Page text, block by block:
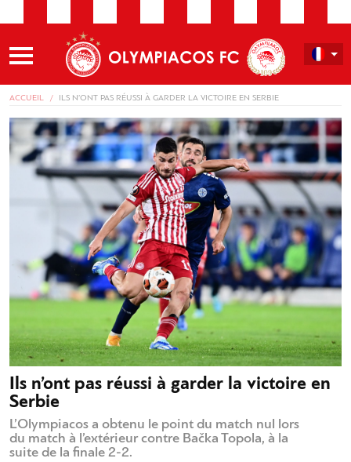
ACCUEIL ILS N’ONT PAS RÉUSSI À GARDER LA VICTOIRE EN SERBIE
Ils n’ont pas réussi à garder la victoire en
Serbie
L’Olympiacos a obtenu le point du match nul lors
du match à l’extérieur contre Bačka Topola, à la
suite de la finale 2-2.